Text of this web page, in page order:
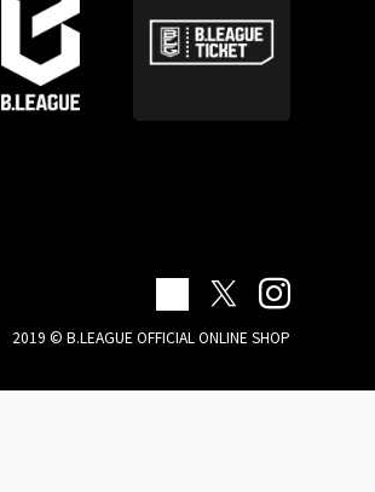
2019 © B.LEAGUE OFFICIAL ONLINE SHOP